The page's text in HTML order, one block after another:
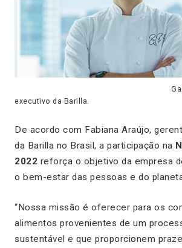
Gabriel
executivo da Barilla.
De acordo com Fabiana Araújo,
da Barilla no Brasil, a participação na
2022 reforça o objetivo da empresa
o bem-estar das pessoas e do
“Nossa missão é oferecer para os
alimentos provenientes de um
sustentável e que proporcionem